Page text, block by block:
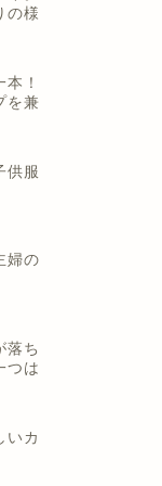
の様
！
を兼
供服
婦の
落ち
つは
いカ